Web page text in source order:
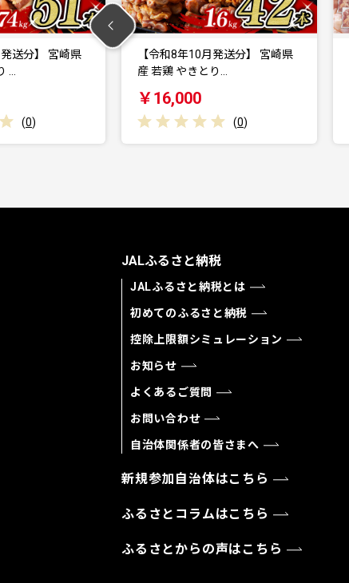
送分】 宮崎県
…
(0)
【令和8年10月発送分】 宮崎県
産 若鶏 やきとり…
￥16,000
(0)
JALふるさと納税
JALふるさと納税とは
初めてのふるさと納税
控除上限額シミュレーション
お知らせ
よくあるご質問
お問い合わせ
自治体関係者の皆さまへ
新規参加自治体はこちら
ふるさとコラムはこちら
ふるさとからの声はこちら